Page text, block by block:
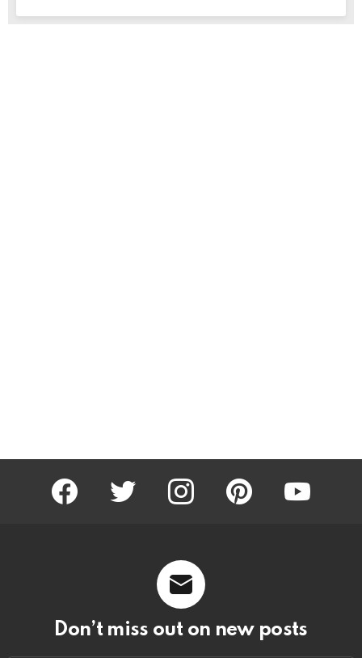
facebook twitter instagram pinterest youtube
Don’t miss out on new posts